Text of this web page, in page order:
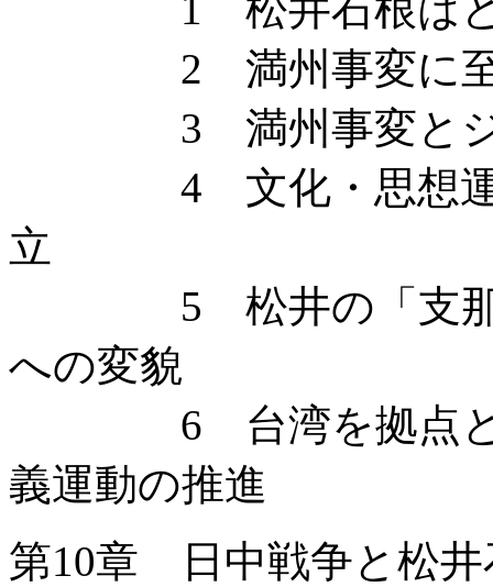
1 松井石根はどう
2 満州事変に至る
3 満州事変とジュ
4 文化・思想運動
立
5 松井の「支那通
への変貌
6 台湾を拠点とし
義運動の推進
第10章 日中戦争と松井